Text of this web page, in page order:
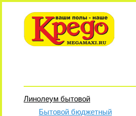
Линолеум бытовой
Бытовой бюджетный